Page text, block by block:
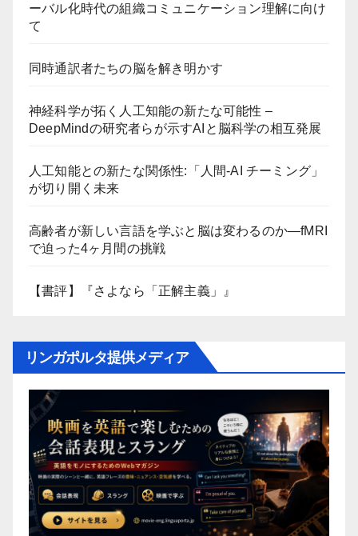
ーバル化時代の組織コミュニケーション理解に向け
て
同時通訳者たちの脳を解き明かす
神経科学が拓く人工知能の新たな可能性 –
DeepMindの研究者らが示すAIと脳科学の相互発展
人工知能との新たな関係性:「人間-AI チーミング」
が切り開く未来
高齢者が新しい言語を学ぶと脳は変わるのか―fMRI
で迫った4ヶ月間の挑戦
【書評】『さよなら「正解主義」』
リンガポルタ提供メディア